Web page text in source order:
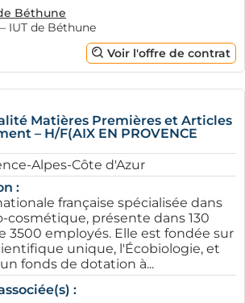
Béthune
IUT de Béthune
Voir l'offre de contrat
Matières Premières et Articles
– H/F(AIX EN PROVENCE
Alpes-Côte d'Azur
:
française spécialisée dans
cosmétique, présente dans 130
3500 employés. Elle est fondée sur
unique, l'Écobiologie, et
fonds de dotation à...
: